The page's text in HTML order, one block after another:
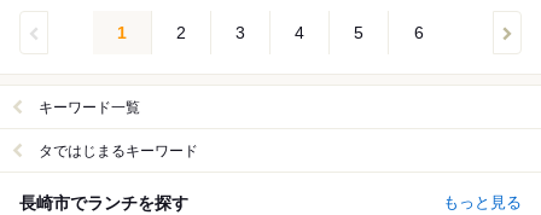
1 2 3 4 5 6
キーワード一覧
タではじまるキーワード
長崎市でランチを探す もっと見る